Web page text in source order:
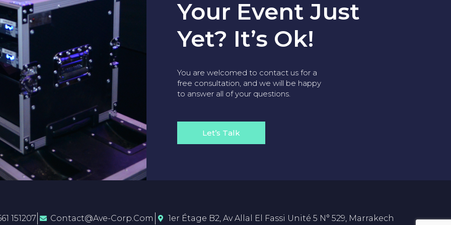
Your Event Just
Yet? It’s Ok!
You are welcomed to contact us for a
free consultation, and we will be happy
to answer all of your questions.
Let’s Talk
151207 Contact@ave-Corp.com 1er Étage B2, Av Allal El Fassi Unité 5 N° 529, Marrakech